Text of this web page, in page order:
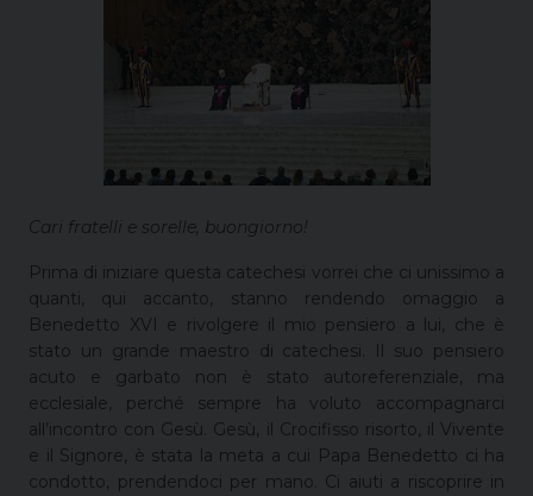
Cari fratelli e sorelle, buongiorno!
Prima di iniziare questa catechesi vorrei che ci unissimo a
quanti, qui accanto, stanno rendendo omaggio a
Benedetto XVI e rivolgere il mio pensiero a lui, che è
stato un grande maestro di catechesi. Il suo pensiero
acuto e garbato non è stato autoreferenziale, ma
ecclesiale, perché sempre ha voluto accompagnarci
all’incontro con Gesù. Gesù, il Crocifisso risorto, il Vivente
e il Signore, è stata la meta a cui Papa Benedetto ci ha
condotto, prendendoci per mano. Ci aiuti a riscoprire in